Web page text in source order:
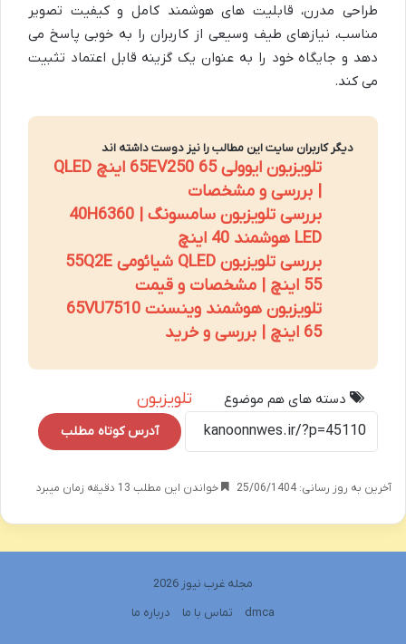
طراحی مدرن، قابلیت های هوشمند کامل و کیفیت تصویر
مناسب، نیازهای طیف وسیعی از کاربران را به خوبی پاسخ می
دهد و جایگاه خود را به عنوان یک گزینه قابل اعتماد تثبیت
می کند.
دیگر کاربران سایت این مطالب را نیز دوست داشته اند
تلویزیون ایوولی 65EV250 65 اینچ QLED
| بررسی و مشخصات
بررسی تلویزیون سامسونگ 40H6360 |
LED هوشمند 40 اینچ
بررسی تلویزیون QLED شیائومی 55Q2E
55 اینچ | مشخصات و قیمت
تلویزیون هوشمند وینسنت 65VU7510
65 اینچ | بررسی و خرید
دسته های هم موضوع تلویزیون
آدرس کوتاه مطلب
آخرین به روز رسانی: 25/06/1404 خواندن این مطلب 13 دقیقه زمان میبرد
مجله غرب نیوز 2026
dmca
تماس با ما درباره ما